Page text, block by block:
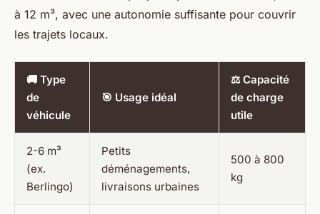
à 12 m³, avec une autonomie suffisante pour couvrir
les trajets locaux.
🚚 Type
de
véhicule
🎯 Usage idéal
⚖️ Capacité
de charge
utile
2-6 m³
(ex.
Berlingo)
Petits
déménagements,
livraisons urbaines
500 à 800
kg